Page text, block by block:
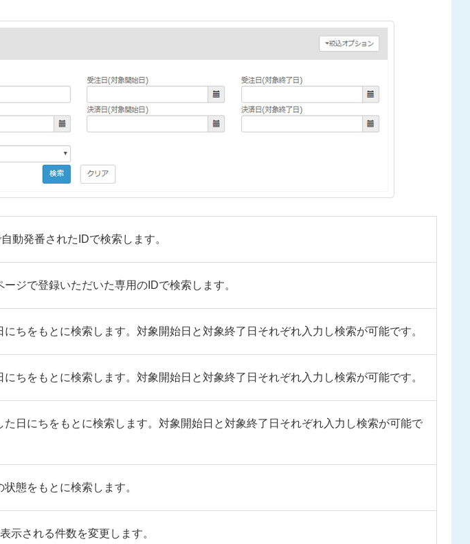
動発番されたIDで検索します。
ージで登録いただいた専用のIDで検索します。
にちをもとに検索します。対象開始日と対象終了日それぞれ入力し検索が可能です。
にちをもとに検索します。対象開始日と対象終了日それぞれ入力し検索が可能です。
た日にちをもとに検索します。対象開始日と対象終了日それぞれ入力し検索が可能で
状態をもとに検索します。
示される件数を変更します。